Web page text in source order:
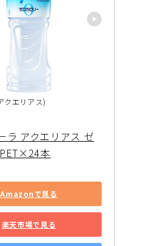
クエリアス)
ラ アクエリアス ゼ
本
Amazonで見る
楽天市場で見る